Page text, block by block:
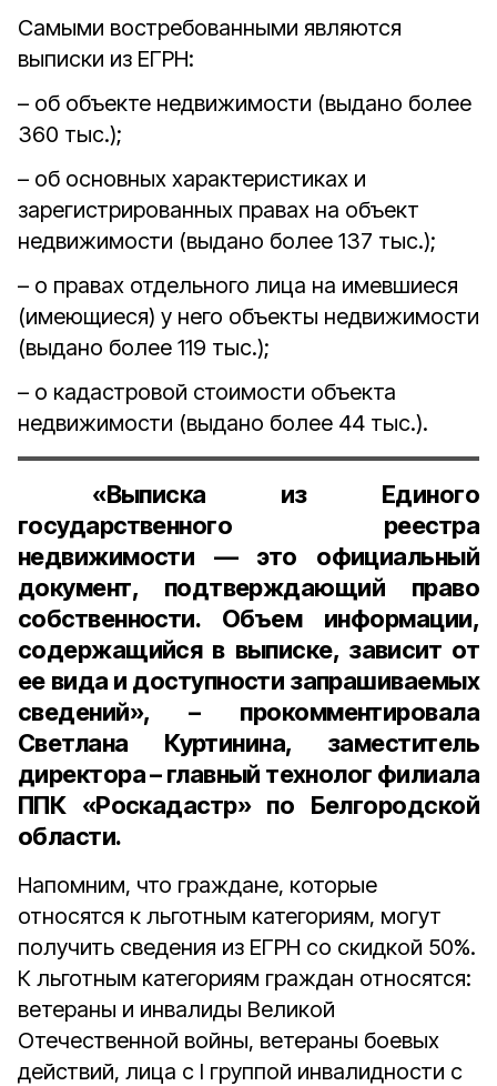
Самыми востребованными являются
выписки из ЕГРН:
– об объекте недвижимости (выдано более
360 тыс.);
– об основных характеристиках и
зарегистрированных правах на объект
недвижимости (выдано более 137 тыс.);
– о правах отдельного лица на имевшиеся
(имеющиеся) у него объекты недвижимости
(выдано более 119 тыс.);
– о кадастровой стоимости объекта
недвижимости (выдано более 44 тыс.).
«Выписка из Единого
государственного реестра
недвижимости — это официальный
документ, подтверждающий право
собственности. Объем информации,
содержащийся в выписке, зависит от
ее вида и доступности запрашиваемых
сведений», – прокомментировала
Светлана Куртинина, заместитель
директора – главный технолог филиала
ППК «Роскадастр» по Белгородской
области.
Напомним, что граждане, которые
относятся к льготным категориям, могут
получить сведения из ЕГРН со скидкой 50%.
К льготным категориям граждан относятся:
ветераны и инвалиды Великой
Отечественной войны, ветераны боевых
действий, лица с I группой инвалидности с